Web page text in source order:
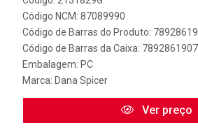
Código NCM: 87089990
Código de Barras do Produto:
Código de Barras da Caixa:
Embalagem: PC
Marca: Dana Spicer
Ver preço